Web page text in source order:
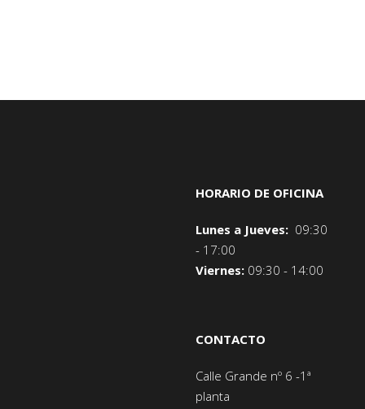
HORARIO DE OFICINA
Lunes a Jueves: 09:30
- 17:00
Viernes: 09:30 - 14:00
CONTACTO
Calle Grande nº 6 -1ª
planta